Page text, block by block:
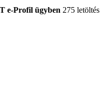
e-Profil ügyben 275 letöltés